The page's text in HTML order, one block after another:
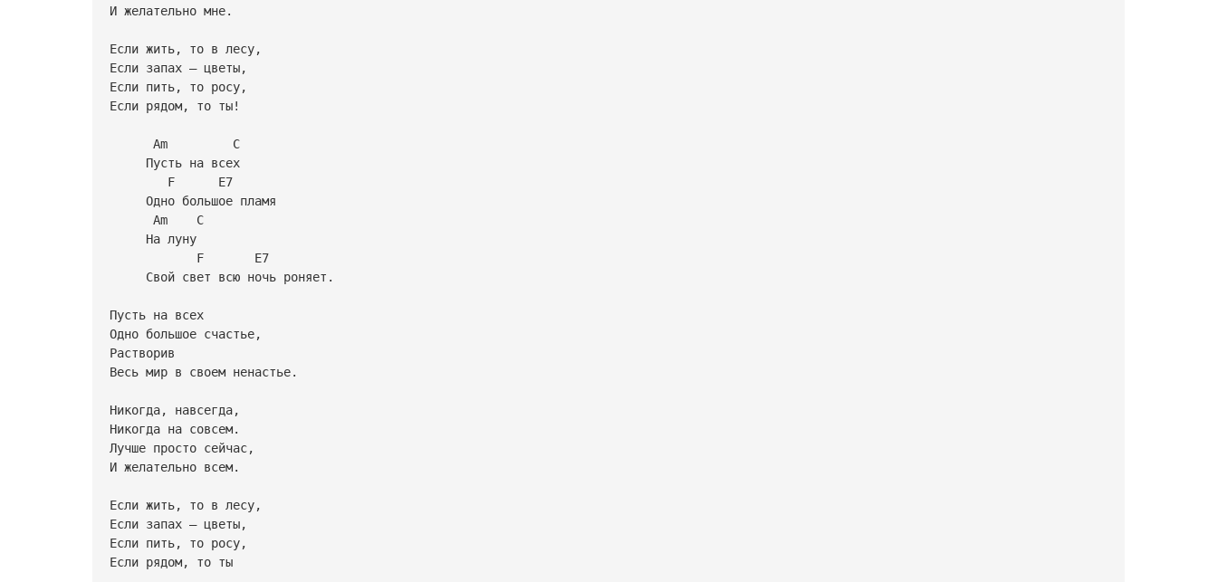
И желательно мне.
Если жить, то в лесу,
Если запах – цветы,
Если пить, то росу,
Если рядом, то ты!
Am C
Пусть на всех
F E7
Одно большое пламя
Am C
На луну
F E7
Свой свет всю ночь роняет.
Пусть на всех
Одно большое счастье,
Растворив
Весь мир в своем ненастье.
Никогда, навсегда,
Никогда на совсем.
Лучше просто сейчас,
И желательно всем.
Если жить, то в лесу,
Если запах – цветы,
Если пить, то росу,
Если рядом, то ты